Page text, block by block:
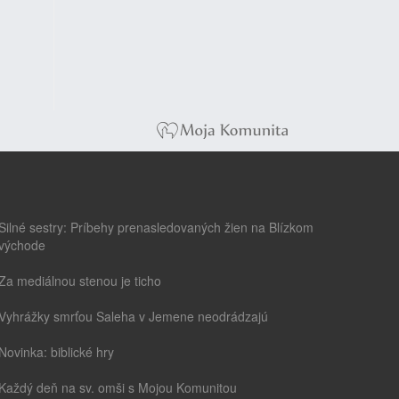
sestry: Príbehy prenasledovaných žien na Blízkom
mediálnou stenou je ticho
smrťou Saleha v Jemene neodrádzajú
biblické hry
deň na sv. omši s Mojou Komunitou